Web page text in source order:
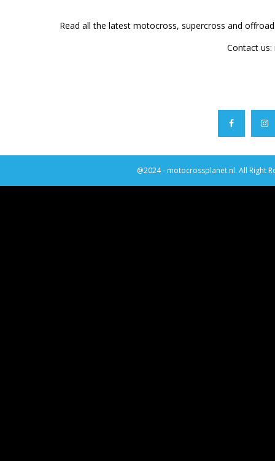
Read all the latest motocross, supercross and
Contact us:
@2024 - motocrossplanet.nl. All Right